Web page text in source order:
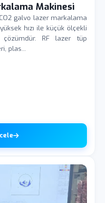
Makinesi
galvo lazer markalama
hızı ile küçük ölçekli
RF lazer tüp
plas...